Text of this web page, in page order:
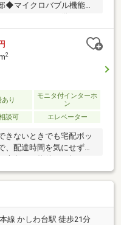
◆マイクロバブル機能付
リネン庫やリビング収
住まい♪◆２面バルコニ
ングライフ】創業35年
ビングライフがご紹介し
アドバイザーの資格を併
・プランナー』がお客
ランを無料作成。お気軽
合せは〈0120-502-
2
り
モニタ付インターホ
ン
談可 エレベーター
きないときでも宅配ボッ
、配達時間を気にせずに
。TVインターホンで、モ
ます。駅まで歩いて11分
ために設計された中古
犯カメラ付きの物件で
ので広々と使えます。
線 かしわ台駅 徒歩21分